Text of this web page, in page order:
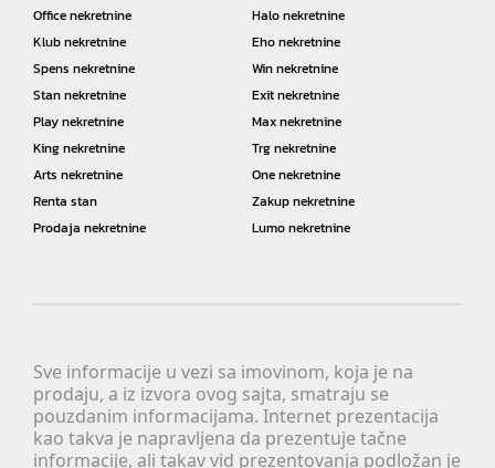
Sve informacije u vezi sa imovinom, koja je na
prodaju, a iz izvora ovog sajta, smatraju se
pouzdanim informacijama. Internet prezentacija
kao takva je napravljena da prezentuje tačne
informacije, ali takav vid prezentovanja podložan je
Office nekretnine
Halo nekretnine
Klub nekretnine
Eho nekretnine
Spens nekretnine
Win nekretnine
Stan nekretnine
Exit nekretnine
Play nekretnine
Max nekretnine
King nekretnine
Trg nekretnine
Arts nekretnine
One nekretnine
Renta stan
Zakup nekretnine
Prodaja nekretnine
Lumo nekretnine